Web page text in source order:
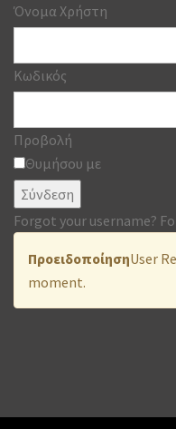
Όνομα Χρήστη
Κωδικός
Προβολή
Θυμήσου με
Σύνδεση
Forgot your username?
ΠροειδοποίησηUser
moment.